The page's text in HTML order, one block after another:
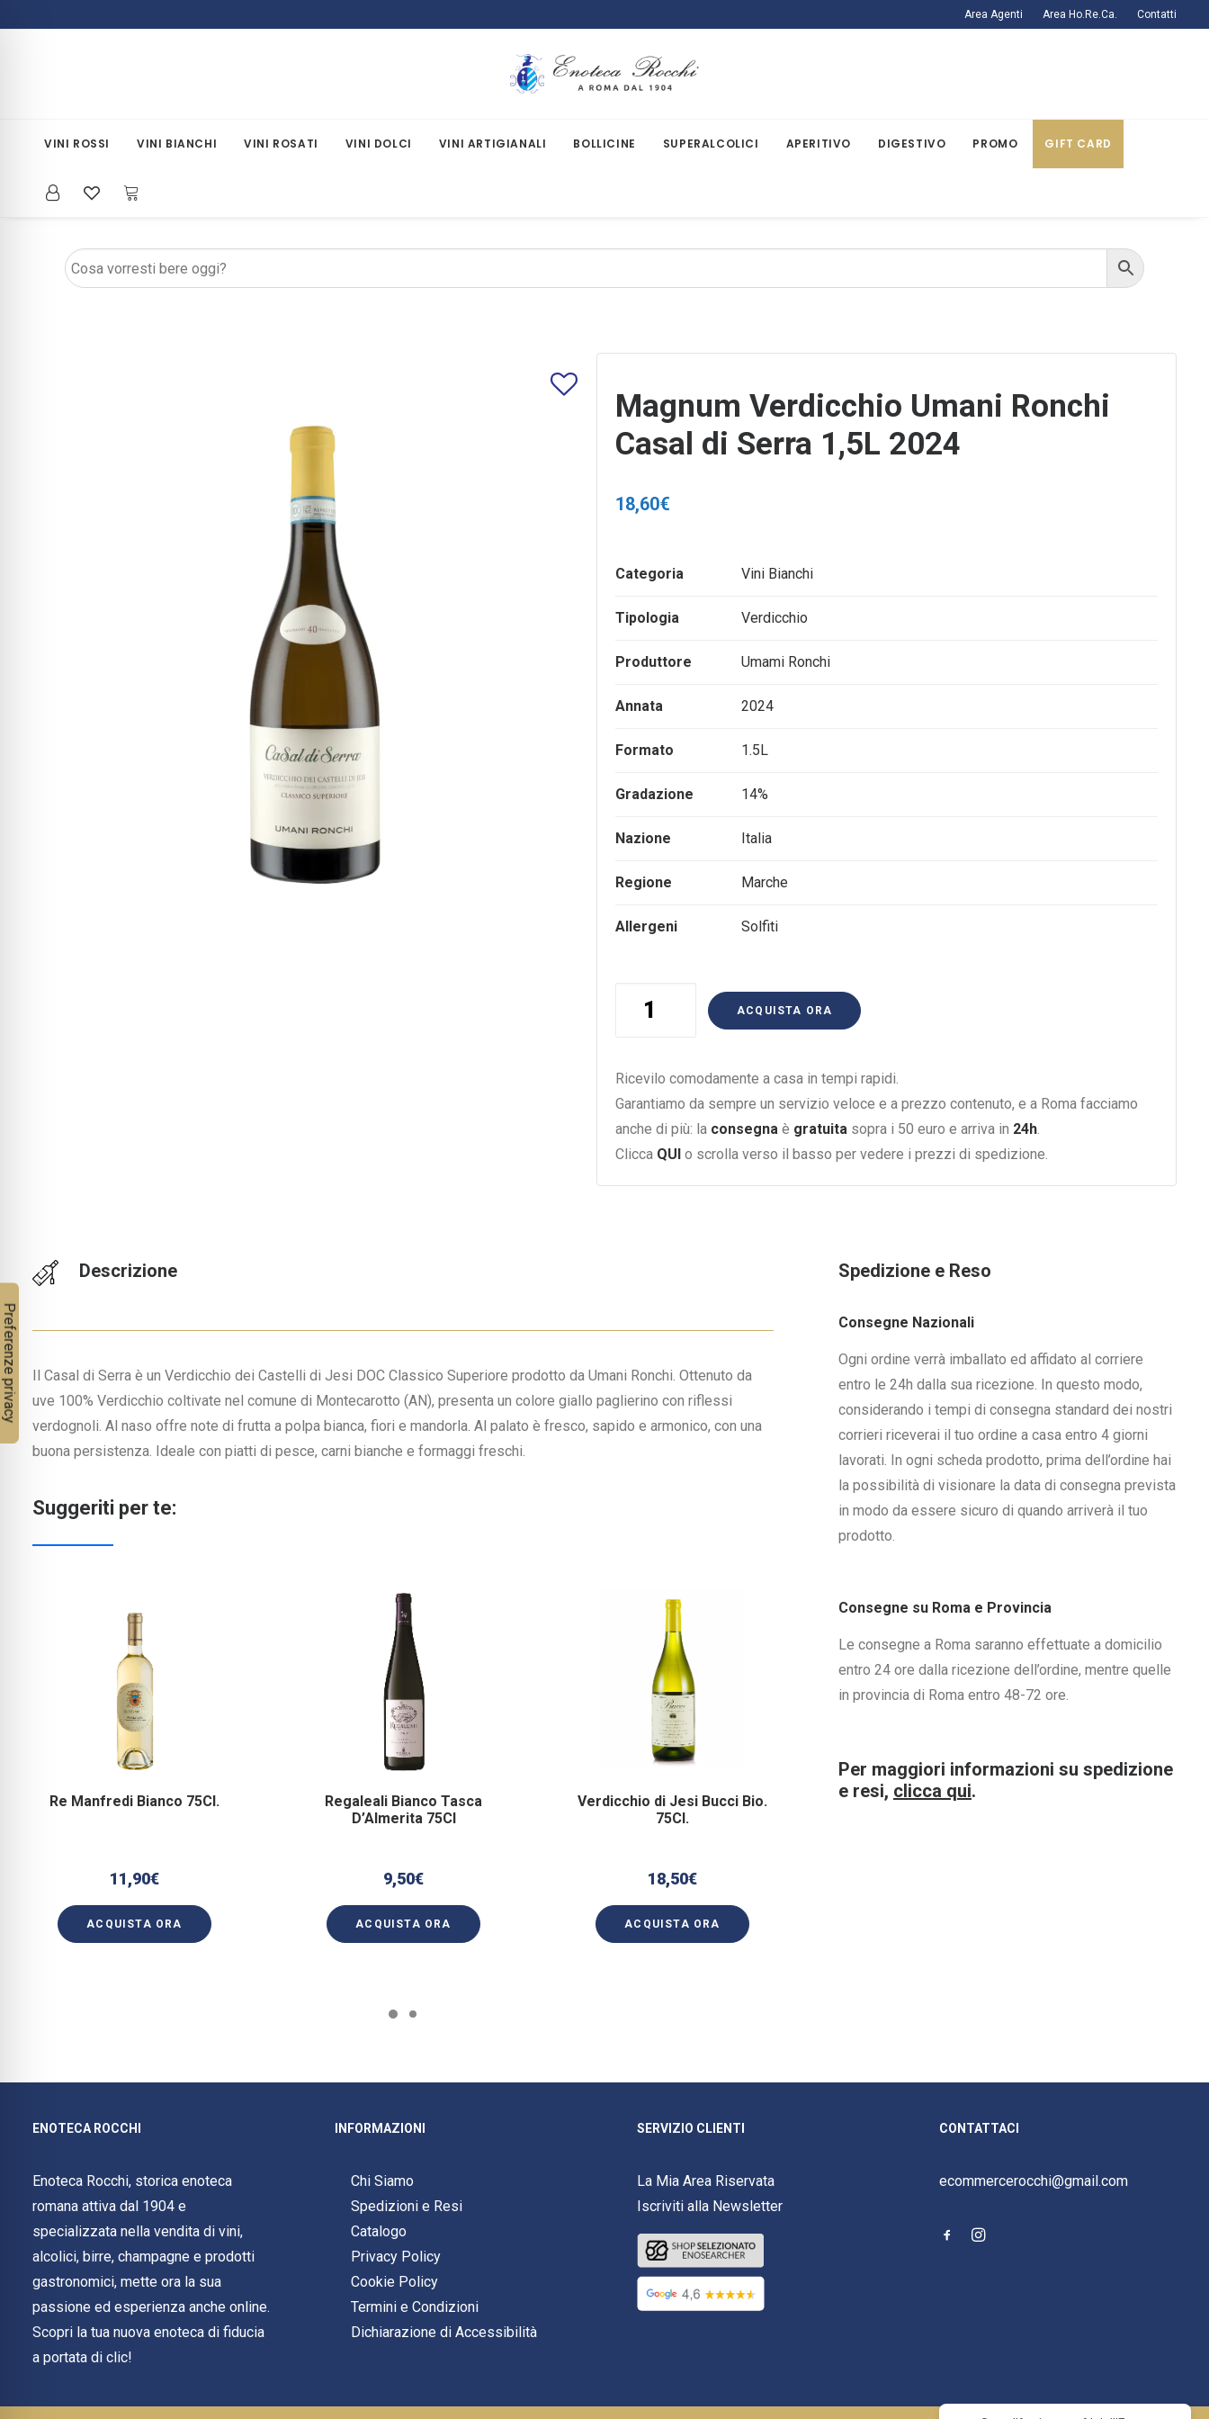
Area Agenti Area Ho.Re.Ca. Contatti
VINI ROSSI VINI BIANCHI VINI ROSATI VINI DOLCI VINI ARTIGIANALI BOLLICINE SUPERALCOLICI APERITIVO DIGESTIVO PROMO GIFT CARD
Magnum Verdicchio Umani Ronchi
Casal di Serra 1,5L 2024
18,60€
Categoria Vini Bianchi
Tipologia Verdicchio
Produttore Umami Ronchi
Annata 2024
Formato 1.5L
Gradazione 14%
Nazione Italia
Regione Marche
Allergeni Solfiti
VERDICCHIO
RONCHI
CASAL
SERRA
ACQUISTA ORA
Ricevilo comodamente a casa in tempi rapidi.
Garantiamo da sempre un servizio veloce e a prezzo contenuto, e a Roma facciamo
anche di più: la consegna è gratuita sopra i 50 euro e arriva in 24h.
Clicca QUI o scrolla verso il basso per vedere i prezzi di spedizione.
Descrizione
Il Casal di Serra è un Verdicchio dei Castelli di Jesi DOC Classico Superiore prodotto da Umani Ronchi. Ottenuto da
uve 100% Verdicchio coltivate nel comune di Montecarotto (AN), presenta un colore giallo paglierino con riflessi
verdognoli. Al naso offre note di frutta a polpa bianca, fiori e mandorla. Al palato è fresco, sapido e armonico, con una
buona persistenza. Ideale con piatti di pesce, carni bianche e formaggi freschi.
Suggeriti per te:
Re Manfredi Bianco 75Cl.
11,90€
ACQUISTA ORA
Regaleali Bianco Tasca
D’Almerita 75Cl
9,50€
ACQUISTA ORA
Verdicchio di Jesi Bucci Bio.
75Cl.
18,50€
ACQUISTA ORA
Barco Reale Carmignano
Spedizione e Reso
Consegne Nazionali
Ogni ordine verrà imballato ed affidato al corriere
entro le 24h dalla sua ricezione. In questo modo,
considerando i tempi di consegna standard dei nostri
corrieri riceverai il tuo ordine a casa entro 4 giorni
lavorati. In ogni scheda prodotto, prima dell’ordine hai
la possibilità di visionare la data di consegna prevista
in modo da essere sicuro di quando arriverà il tuo
prodotto.
Consegne su Roma e Provincia
Le consegne a Roma saranno effettuate a domicilio
entro 24 ore dalla ricezione dell’ordine, mentre quelle
in provincia di Roma entro 48-72 ore.
Per maggiori informazioni su spedizione
e resi, clicca qui.
ENOTECA ROCCHI
Enoteca Rocchi, storica enoteca
romana attiva dal 1904 e
specializzata nella vendita di vini,
alcolici, birre, champagne e prodotti
gastronomici, mette ora la sua
passione ed esperienza anche online.
Scopri la tua nuova enoteca di fiducia
a portata di clic!
INFORMAZIONI
Chi Siamo
Spedizioni e Resi
Catalogo
Privacy Policy
Cookie Policy
Termini e Condizioni
Dichiarazione di Accessibilità
SERVIZIO CLIENTI
La Mia Area Riservata
Iscriviti alla Newsletter
CONTATTACI
ecommercerocchi@gmail.com